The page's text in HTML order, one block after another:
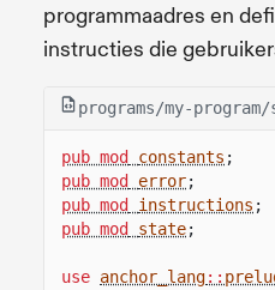
programmaadres en
instructies die
programs/my-
pub mod constants ;
pub mod
error;
pub mod
instructions ;
pub mod
state;
use anchor_lang::